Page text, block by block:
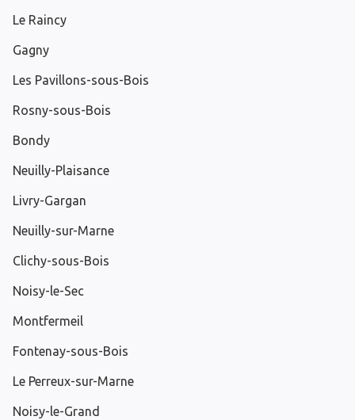
Le Raincy
Gagny
Les Pavillons-sous-Bois
Rosny-sous-Bois
Bondy
Neuilly-Plaisance
Livry-Gargan
Neuilly-sur-Marne
Clichy-sous-Bois
Noisy-le-Sec
Montfermeil
Fontenay-sous-Bois
Le Perreux-sur-Marne
Noisy-le-Grand